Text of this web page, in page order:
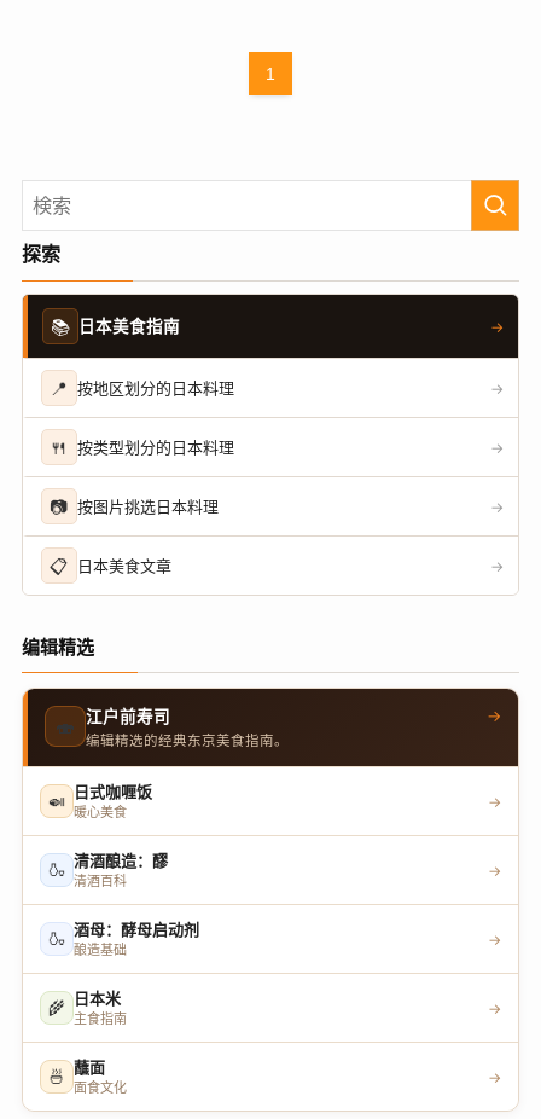
1
探索
📚 日本美食指南 →
📍 按地区划分的日本料理 →
🍴 按类型划分的日本料理 →
📷 按图片挑选日本料理 →
📋 日本美食文章 →
编辑精选
🍣 江户前寿司
编辑精选的经典东京美食指南。
→
🍛 日式咖喱饭
暖心美食
→
🍶 清酒酿造：醪
清酒百科
→
🍶 酒母：酵母启动剂
酿造基础
→
🌾 日本米
主食指南
→
🍜 蘸面
面食文化
→